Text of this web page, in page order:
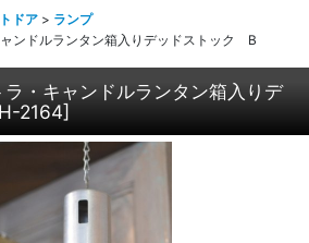
ドア > ランプ
ンドルランタン箱入りデッドストック B
・キャンドルランタン箱入りデ
2164]